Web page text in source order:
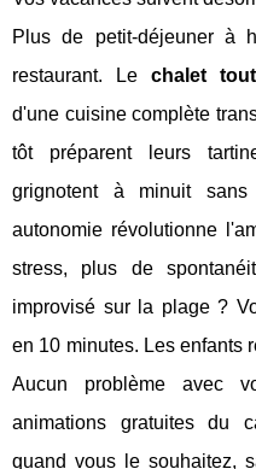
Plus de petit-déjeuner à
restaurant. Lechalet
d'une cuisine complète
tôt préparent leurs
grignotent à minuit sans
autonomie révolutionne
stress, plus de
improvisé sur la plage ?
en 10 minutes. Les enfants
Aucun problème avec
animations gratuites du
quand vous le souhaitez,